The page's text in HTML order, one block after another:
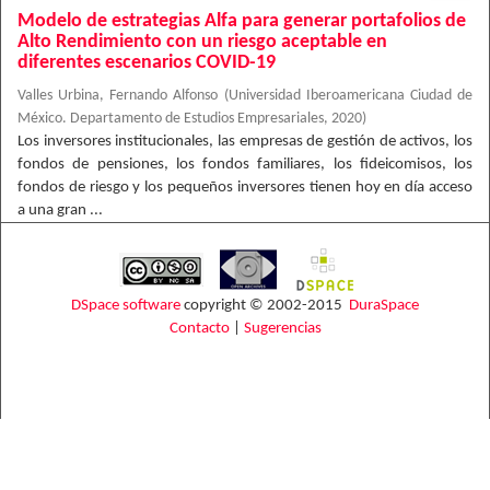
Modelo de estrategias Alfa para generar portafolios de
Alto Rendimiento con un riesgo aceptable en
diferentes escenarios COVID-19
Valles Urbina, Fernando Alfonso (Universidad Iberoamericana Ciudad de
México. Departamento de Estudios Empresariales, 2020)
Los inversores institucionales, las empresas de gestión de activos, los
fondos de pensiones, los fondos familiares, los fideicomisos, los
fondos de riesgo y los pequeños inversores tienen hoy en día acceso
a una gran ...
DSpace software copyright © 2002-2015 DuraSpace
Contacto| Sugerencias